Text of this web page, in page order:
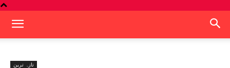
تازہ ترین